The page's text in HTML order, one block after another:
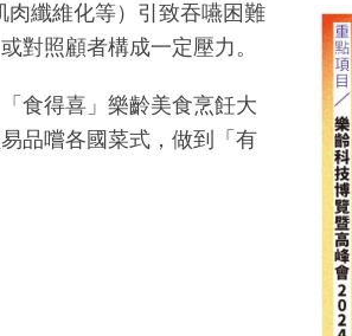
纖維化等）引致吞嚥困難
對照顧者構成一定壓力。
食得喜」樂齡美食烹飪大
品嚐各國菜式，做到「有